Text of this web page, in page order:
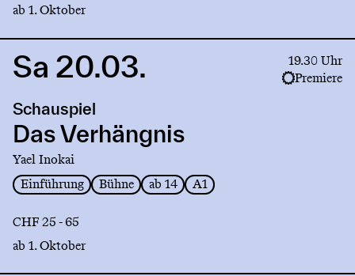
ab 1. Oktober
Link
Das
Verhängnis
Sa 20.03.
19.30 Uhr
Premiere
Schauspiel
Das Verhängnis
Yael Inokai
Einführung
Bühne ab 14 A1
CHF 25 - 65
ab 1. Oktober